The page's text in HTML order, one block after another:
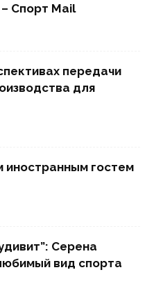
Спорт Mail
передачи
для
иностранным гостем
Серена
вид спорта